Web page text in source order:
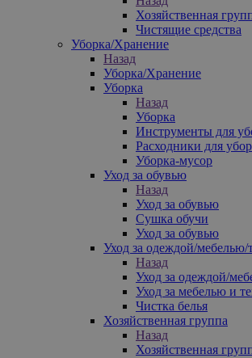
Хозяйственная
Чистящие средства
Уборка/Хранение
Назад
Уборка/Хранение
Уборка
Назад
Уборка
Инструменты для
Расходники для
Уборка-мусор
Уход за обувью
Назад
Уход за обувью
Сушка обучи
Уход за обувью
Уход за одеждой/мебелью/
Назад
Уход за одеждой/
Уход за мебелью и
Чистка белья
Хозяйственная группа
Назад
Хозяйственная